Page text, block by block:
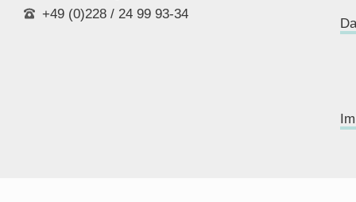
+49 (0)228 / 24 99 93-34